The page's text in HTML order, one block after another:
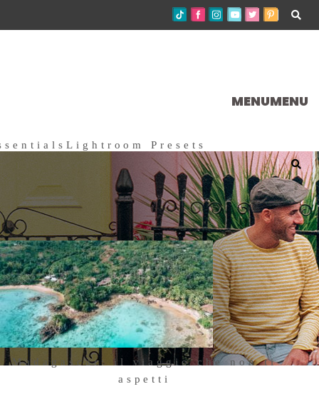
MENUMENU
Lightroom Presets
Madagascar: il viaggio che non ti
aspetti